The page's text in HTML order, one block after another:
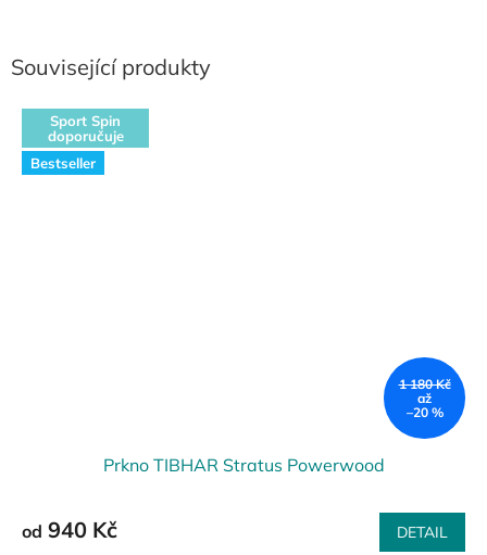
Související produkty
Sport Spin
doporučuje
Bestseller
1 180 Kč
až
–20 %
Prkno TIBHAR Stratus Powerwood
od 940 Kč DETAIL